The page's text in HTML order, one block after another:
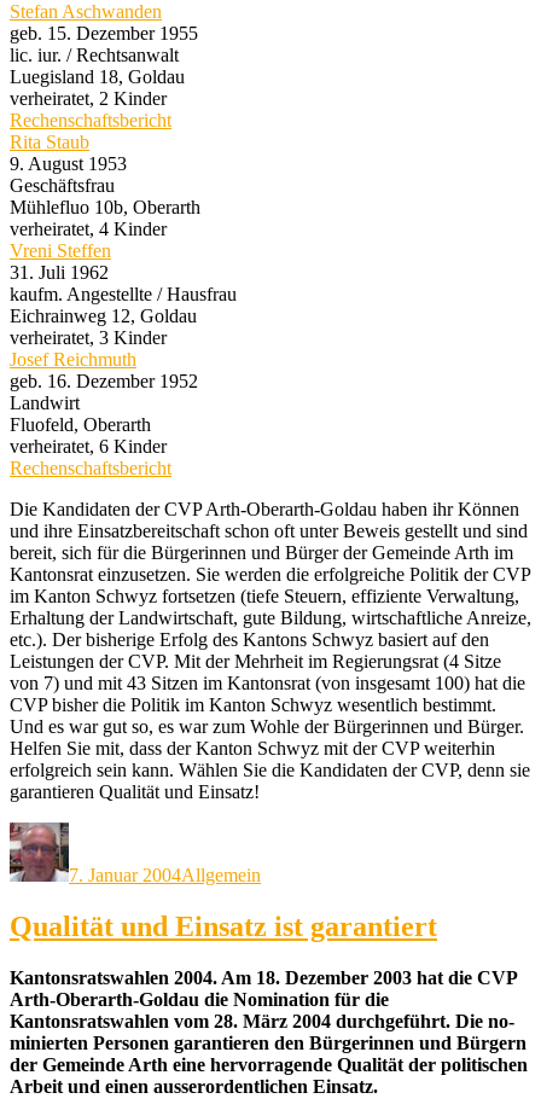
Stefan Aschwanden
geb. 15. Dezember 1955
lic. iur. / Rechtsanwalt
Luegisland 18, Goldau
verheiratet, 2 Kinder
Rechenschaftsbericht
Rita Staub
9. August 1953
Geschäftsfrau
Mühlefluo 10b, Oberarth
verheiratet, 4 Kinder
Vreni Steffen
31. Juli 1962
kaufm. Angestellte / Hausfrau
Eichrainweg 12, Goldau
verheiratet, 3 Kinder
Josef Reichmuth
geb. 16. Dezember 1952
Landwirt
Fluofeld, Oberarth
verheiratet, 6 Kinder
Rechenschaftsbericht
Die Kandidaten der CVP Arth-Oberarth-Goldau haben ihr Können
und ihre Einsatzbereitschaft schon oft unter Beweis gestellt und sind
bereit, sich für die Bürgerinnen und Bürger der Gemeinde Arth im
Kantonsrat einzusetzen. Sie werden die erfolgreiche Politik der CVP
im Kanton Schwyz fortsetzen (tiefe Steuern, effiziente Verwaltung,
Erhaltung der Landwirtschaft, gute Bildung, wirtschaftliche Anreize,
etc.). Der bisherige Erfolg des Kantons Schwyz basiert auf den
Leistungen der CVP. Mit der Mehrheit im Regierungsrat (4 Sitze
von 7) und mit 43 Sitzen im Kantonsrat (von insgesamt 100) hat die
CVP bisher die Politik im Kanton Schwyz wesentlich bestimmt.
Und es war gut so, es war zum Wohle der Bürgerinnen und Bürger.
Helfen Sie mit, dass der Kanton Schwyz mit der CVP weiterhin
erfolgreich sein kann. Wählen Sie die Kandidaten der CVP, denn sie
garantieren Qualität und Einsatz!
Autor
Veröffentlicht
am
7. Januar 2004Allgemein
Qualität und Einsatz ist garantiert
Kantonsratswahlen 2004. Am 18. Dezember 2003 hat die CVP
Arth-Oberarth-Goldau die Nomination für die
Kantonsratswahlen vom 28. März 2004 durchgeführt. Die no-
minierten Personen garantieren den Bürgerinnen und Bürgern
der Gemeinde Arth eine hervorragende Qualität der politischen
Arbeit und einen ausserordentlichen Einsatz.